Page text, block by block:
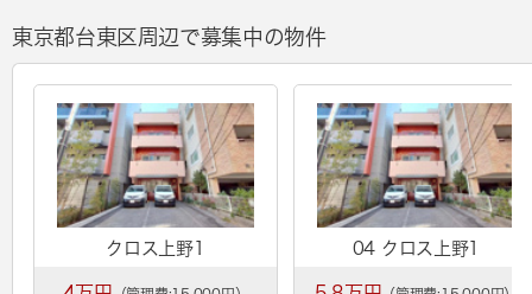
東京都台東区周辺で募集中の物件
クロス上野1 04 クロス上野1